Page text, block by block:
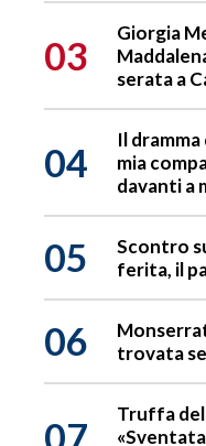
03
Giorgia
serata a
04
Il
mia
davanti a
05
Scontro
ferita, il
06
trovata
07
Truffa